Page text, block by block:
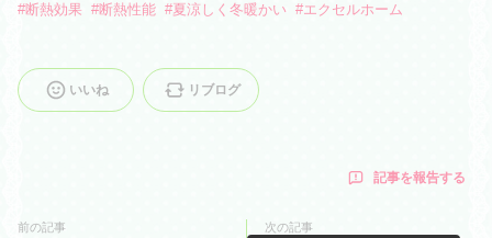
#断熱効果 #断熱性能 #夏涼しく冬暖かい #エクセルホーム
いいね リブログ
記事を報告する
前の記事 次の記事